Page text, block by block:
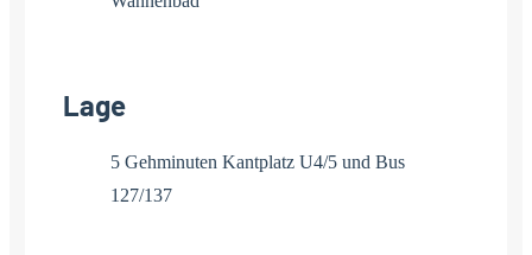
Lage
5 Gehminuten Kantplatz U4/5 und Bus
127/137